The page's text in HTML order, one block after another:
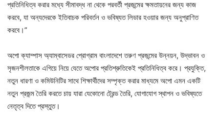
প্রতিনিধিত্ব করার মধ্যে সীমাবদ্ধ না থেকে পরবর্তী প্রজন্মের ক্ষমতায়নের জন্য কাজ
করবে, যা অন্যদেরকে ইতিবাচক পরিবর্তন ও ভবিষ্যত লিডার হওয়ার জন্য অনুপ্রাণিত
করবে।”
অপো ক্যাম্পাস অ্যাম্বাসেডর প্রোগ্রাম বাংলাদেশে তরুণ প্রজন্মের উন্নয়ন, উদ্ভাবন ও
সৃজনশীলতাকে এগিয়ে নিয়ে যেতে অপোর প্রতিশ্রুতিকেই প্রতিনিধিত্ব করে। প্রযুক্তি,
নতুন ধারণা ও কমিউনিটির সাথে শিক্ষার্থীদের সম্পৃক্ত করার মাধ্যমে অপো এমন একটি
নতুন প্রজন্ম তৈরি করতে চায় যারা যেকোনো ট্রেন্ড তৈরি, যোগাযোগ স্থাপন ও ভবিষ্যতে
নেতৃত্ব দিতে প্রস্তুত।